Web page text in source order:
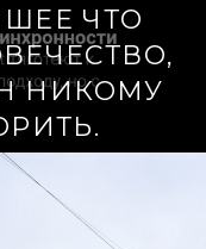
ЧТО
НИКОМУ